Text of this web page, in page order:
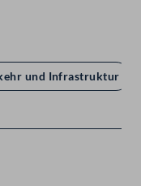
und Infrastruktur